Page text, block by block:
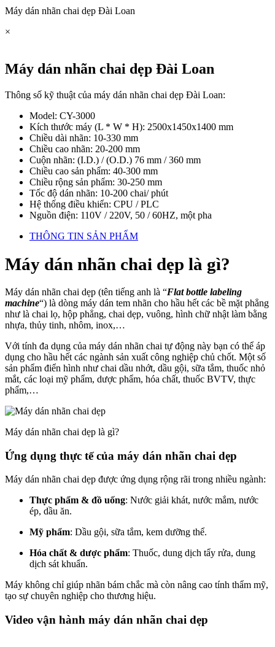
Máy dán nhãn chai dẹp Đài Loan
×
Máy dán nhãn chai dẹp Đài Loan
Thông số kỹ thuật của máy dán nhãn chai dẹp Đài Loan:
Model: CY-3000
Kích thước máy (L * W * H): 2500x1450x1400 mm
Chiều dài nhãn: 10-330 mm
Chiều cao nhãn: 20-200 mm
Cuộn nhãn: (I.D.) / (O.D.) 76 mm / 360 mm
Chiều cao sản phẩm: 40-300 mm
Chiều rộng sản phẩm: 30-250 mm
Tốc độ dán nhãn: 10-200 chai/ phút
Hệ thống điều khiển: CPU / PLC
Nguồn điện: 110V / 220V, 50 / 60HZ, một pha
THÔNG TIN SẢN PHẨM
Máy dán nhãn chai dẹp là gì?
Máy dán nhãn chai dẹp (tên tiếng anh là “Flat bottle labeling
machine“) là dòng máy dán tem nhãn cho hầu hết các bề mặt phẳng
như là chai lọ, hộp phẳng, chai dẹp, vuông, hình chữ nhật làm bằng
nhựa, thủy tinh, nhôm, inox,…
Với tính đa dụng của máy dán nhãn chai tự động này bạn có thể áp
dụng cho hầu hết các ngành sản xuất công nghiệp chủ chốt. Một số
sản phẩm điển hình như chai dầu nhớt, dầu gội, sữa tắm, thuốc nhỏ
mắt, các loại mỹ phẩm, dược phẩm, hóa chất, thuốc BVTV, thực
phẩm,…
Máy dán nhãn chai dẹp là gì?
Ứng dụng thực tế của máy dán nhãn chai dẹp
Máy dán nhãn chai dẹp được ứng dụng rộng rãi trong nhiều ngành:
Thực phẩm & đồ uống: Nước giải khát, nước mắm, nước
ép, dầu ăn.
Mỹ phẩm: Dầu gội, sữa tắm, kem dưỡng thể.
Hóa chất & dược phẩm: Thuốc, dung dịch tẩy rửa, dung
dịch sát khuẩn.
Máy không chỉ giúp nhãn bám chắc mà còn nâng cao tính thẩm mỹ,
tạo sự chuyên nghiệp cho thương hiệu.
Video vận hành máy dán nhãn chai dẹp